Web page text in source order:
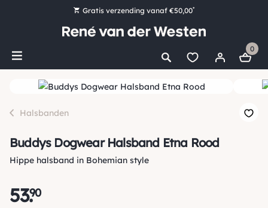
Gratis verzending vanaf €50,00*
Bestel nu, betaal later met Klarna
Ruim 16.000 artikelen op voorraad
0
Halsbanden
Buddys Dogwear Halsband Etna Rood
Hippe halsband in Bohemian style
53.
90